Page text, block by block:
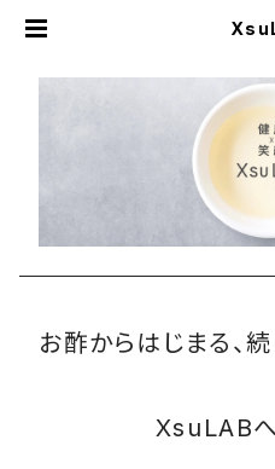
お酢からはじまる、
XsuLABへ